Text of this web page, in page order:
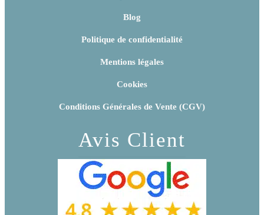
Blog
Politique de confidentialité
Mentions légales
Cookies
Conditions Générales de Vente (CGV)
Avis Client